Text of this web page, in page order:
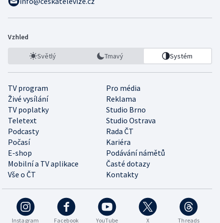
Vzhled
Světlý Tmavý Systém
TV program
Pro média
Živé vysílání
Reklama
TV poplatky
Studio Brno
Teletext
Studio Ostrava
Podcasty
Rada ČT
Počasí
Kariéra
E-shop
Podávání námětů
Mobilní a TV aplikace
Časté dotazy
Vše o ČT
Kontakty
Instagram Facebook YouTube X Threads